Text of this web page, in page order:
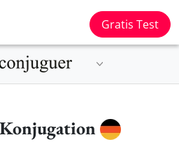
Gratis Test